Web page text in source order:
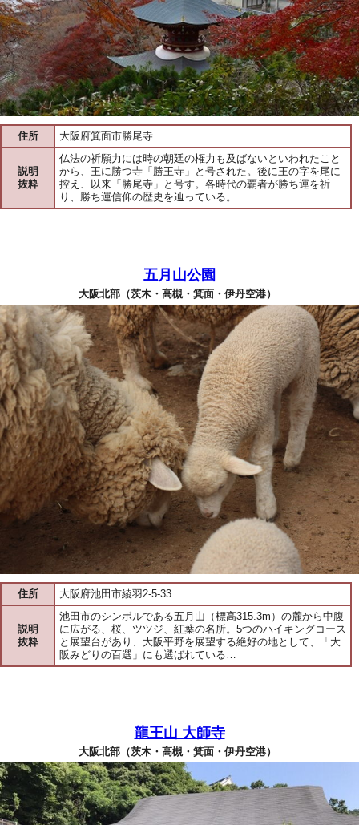
住所 大阪府箕面市勝尾寺
説明
抜粋
仏法の祈願力には時の朝廷の権力も及ばないといわれたこと
から、王に勝つ寺「勝王寺」と号された。後に王の字を尾に
控え、以来「勝尾寺」と号す。各時代の覇者が勝ち運を祈
り、勝ち運信仰の歴史を辿っている。
五月山公園
大阪北部（茨木・高槻・箕面・伊丹空港）
住所 大阪府池田市綾羽2-5-33
説明
抜粋
池田市のシンボルである五月山（標高315.3m）の麓から中腹
に広がる、桜、ツツジ、紅葉の名所。5つのハイキングコース
と展望台があり、大阪平野を展望する絶好の地として、「大
阪みどりの百選」にも選ばれている…
龍王山 大師寺
大阪北部（茨木・高槻・箕面・伊丹空港）